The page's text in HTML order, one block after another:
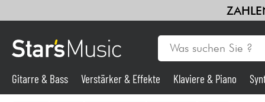
Gitarre & Bass Verstärker & Effekte Klaviere & Piano